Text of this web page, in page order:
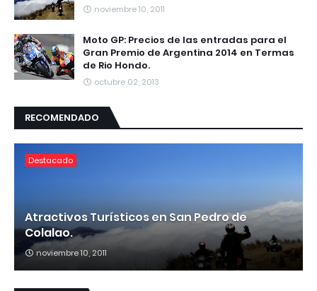
noviembre 10, 2011
Moto GP: Precios de las entradas para el
Gran Premio de Argentina 2014 en Termas
de Rio Hondo.
octubre 02, 2013
RECOMENDADO
Destacado
Atractivos Turísticos en San Pedro de
Colalao.
noviembre 10, 2011